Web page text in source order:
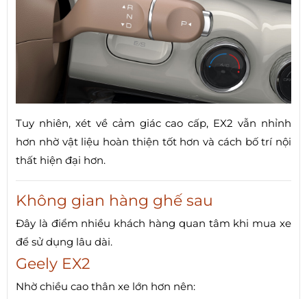
Tuy nhiên, xét về cảm giác cao cấp, EX2 vẫn nhỉnh
hơn nhờ vật liệu hoàn thiện tốt hơn và cách bố trí nội
thất hiện đại hơn.
Không gian hàng ghế sau
Đây là điểm nhiều khách hàng quan tâm khi mua xe
để sử dụng lâu dài.
Geely EX2
Nhờ chiều cao thân xe lớn hơn nên: